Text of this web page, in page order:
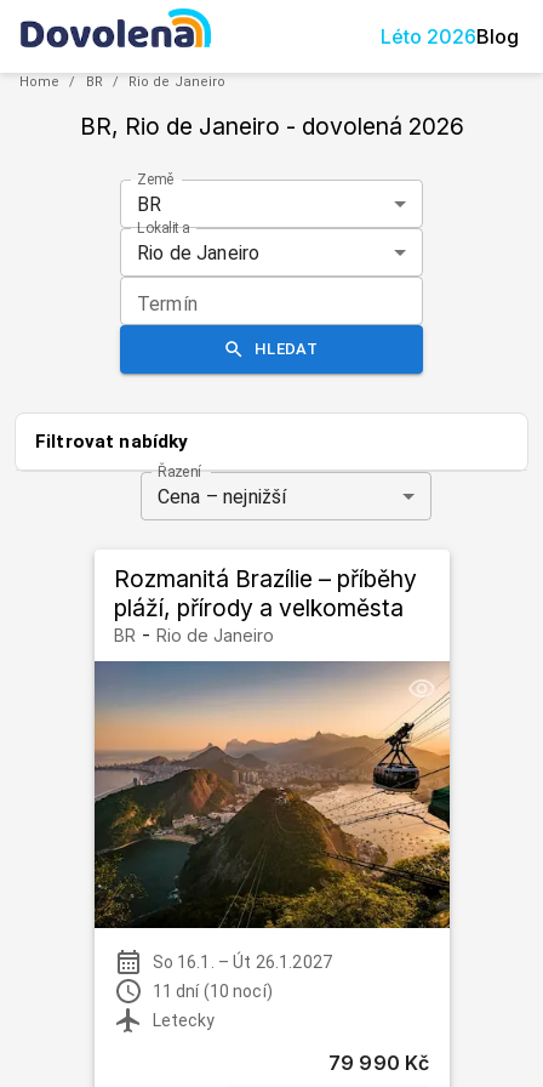
Léto 2026Blog
Home / BR / Rio de Janeiro
BR, Rio de Janeiro - dovolená 2026
Země
BR
Lokalita
Rio de Janeiro
Termín
HLEDAT
Filtrovat nabídky
Řazení
Cena – nejnižší
Rozmanitá Brazílie – příběhy
pláží, přírody a velkoměsta
BR- Rio de Janeiro
So 16.1. –Út 26.1.2027
11 dní (10 nocí)
Letecky
79 990 Kč